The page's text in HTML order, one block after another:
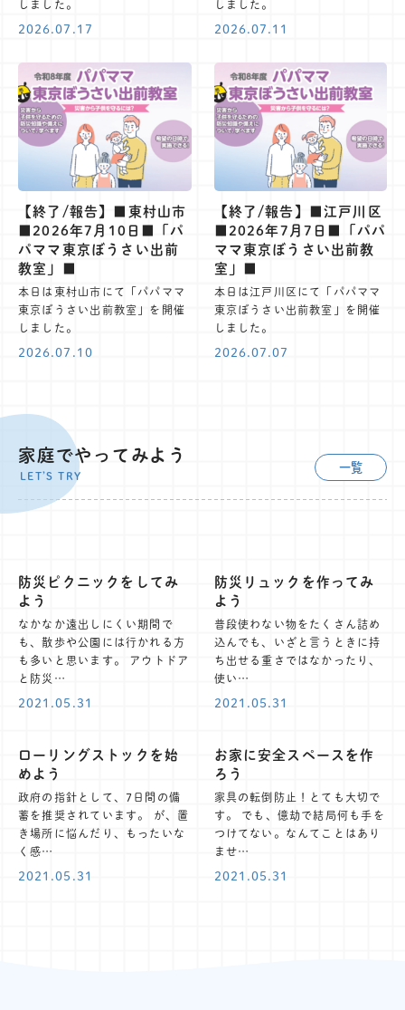
しました。
2026.07.17
しました。
2026.07.11
【終了/報告】■東村山市
■2026年7月10日■「パ
パママ東京ぼうさい出前
教室」■
本日は東村山市にて「パパママ
東京ぼうさい出前教室」を開催
しました。
2026.07.10
【終了/報告】■江戸川区
■2026年7月7日■「パパ
ママ東京ぼうさい出前教
室」■
本日は江戸川区にて「パパママ
東京ぼうさい出前教室」を開催
しました。
2026.07.07
家庭でやってみよう
LET’S TRY
一覧
防災ピクニックをしてみ
よう
なかなか遠出しにくい期間で
も、散歩や公園には行かれる方
も多いと思います。 アウトドア
と防災…
2021.05.31
防災リュックを作ってみ
よう
普段使わない物をたくさん詰め
込んでも、いざと言うときに持
ち出せる重さではなかったり、
使い…
2021.05.31
ローリングストックを始
めよう
政府の指針として、7日間の備
蓄を推奨されています。 が、置
き場所に悩んだり、もったいな
く感…
2021.05.31
お家に安全スペースを作
ろう
家具の転倒防止！とても大切で
す。 でも、億劫で結局何も手を
つけてない。なんてことはあり
ませ…
2021.05.31